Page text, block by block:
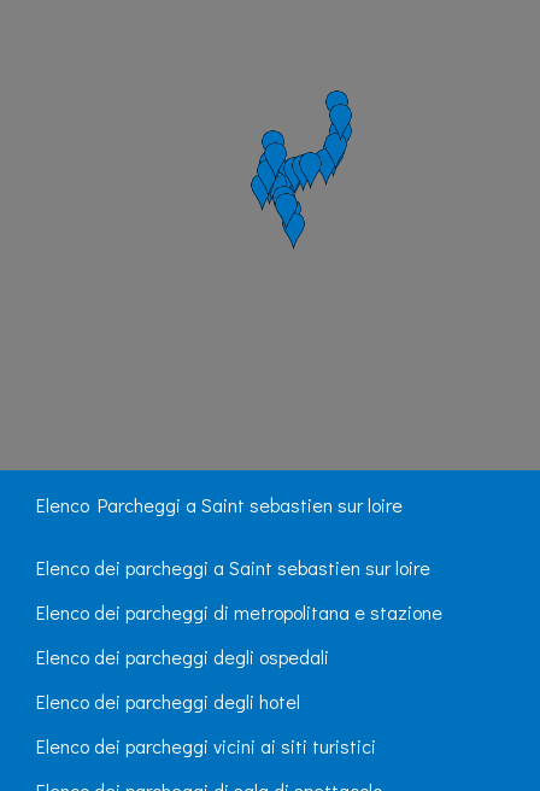
Elenco Parcheggi a Saint sebastien sur loire
Elenco dei parcheggi a Saint sebastien sur loire
Elenco dei parcheggi di metropolitana e stazione
Elenco dei parcheggi degli ospedali
Elenco dei parcheggi degli hotel
Elenco dei parcheggi vicini ai siti turistici